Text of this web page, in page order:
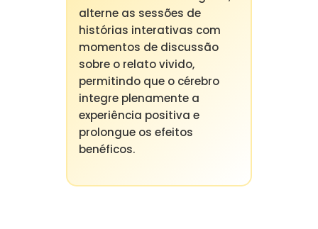
alterne as sessões de
histórias interativas com
momentos de discussão
sobre o relato vivido,
permitindo que o cérebro
integre plenamente a
experiência positiva e
prolongue os efeitos
benéficos.